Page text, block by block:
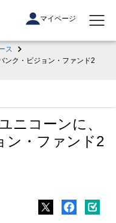
マイページ
ス
ンク・ビジョン・ファンド2
ニコーンに、
ン・ファンド2